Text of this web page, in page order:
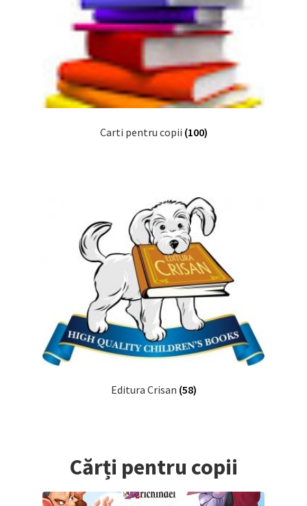
Editura Prichindel
Contact
Carti pentru copii (100)
Editura Crisan (58)
Cărți pentru copii